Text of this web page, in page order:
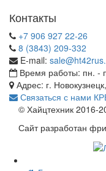
Контакты
+7 906 927 22-26
8 (3843) 209-332
E-mail:
Время работы: пн. -
Адрес: г.
Связаться с нами
© Хайцтехник 2016-
Сайт разработан